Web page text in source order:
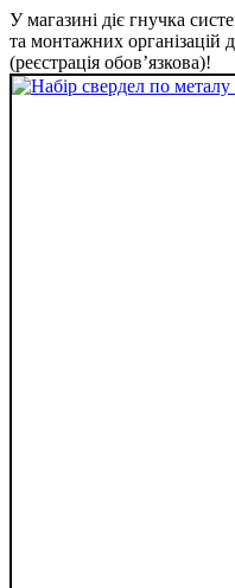
У магазині діє гнучка
та монтажних організацій
(реєстрація обов’язкова)!